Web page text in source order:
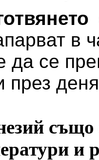
в
да се
през
също
и